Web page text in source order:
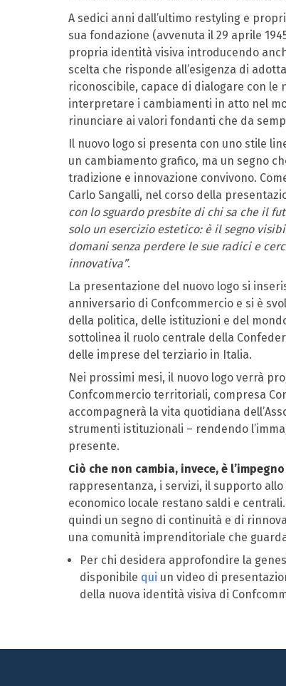
A sedici anni dall’ultimo restyling e
sua fondazione (avvenuta il 29 aprile
propria identità visiva introducendo
scelta che risponde all’esigenza di
riconoscibile, capace di dialogare con
interpretare i cambiamenti in atto nel
rinunciare ai valori fondanti che da
Il nuovo logo si presenta con uno stile
un cambiamento grafico, ma un segno
tradizione e innovazione convivono.
Carlo Sangalli, nel corso della
con lo sguardo presbite di chi sa che il
solo un esercizio estetico: è il segno
domani senza perdere le sue radici e
innovativa”.
La presentazione del nuovo logo si
anniversario di Confcommercio e si è
della politica, delle istituzioni e del
sottolinea il ruolo centrale della
delle imprese del terziario in Italia.
Nei prossimi mesi, il nuovo logo verrà
Confcommercio territoriali, compresa
accompagnerà la vita quotidiana
strumenti istituzionali – rendendo
presente.
Ciò che non cambia, invece, è
rappresentanza, i servizi, il supporto
economico locale restano saldi e
quindi un segno di continuità e di
una comunità imprenditoriale che
Per chi desidera approfondire la
disponibile qui un video di
della nuova identità visiva di